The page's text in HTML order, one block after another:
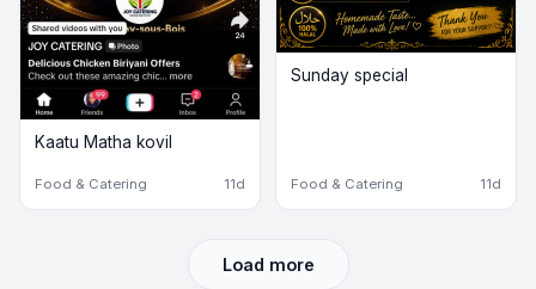
Kaatu Matha kovil
Food & Catering 11d
Sunday special
Food & Catering 11d
Load more